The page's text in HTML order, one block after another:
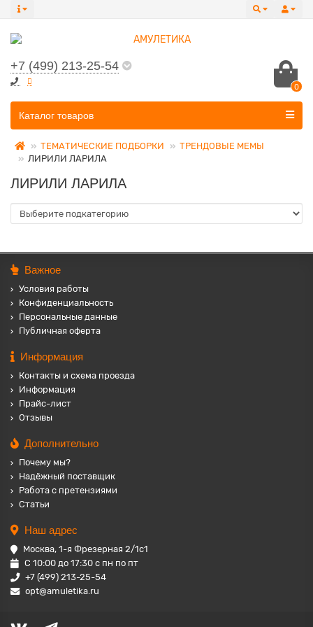
+7 (499) 213-25-54
0
Все категории
Каталог товаров
ТЕМАТИЧЕСКИЕ ПОДБОРКИ
ТРЕНДОВЫЕ МЕМЫ
ЛИРИЛИ ЛАРИЛА
ЛИРИЛИ ЛАРИЛА
Важное
Условия работы
Конфиденциальность
Персональные данные
Публичная оферта
Информация
Контакты и схема проезда
Информация
Прайс-лист
Отзывы
Дополнительно
Почему мы?
Надёжный поставщик
Работа с претензиями
Статьи
Наш адрес
Москва, 1-я Фрезерная 2/1с1
С 10:00 до 17:30 с пн по пт
+7 (499) 213-25-54
opt@amuletika.ru